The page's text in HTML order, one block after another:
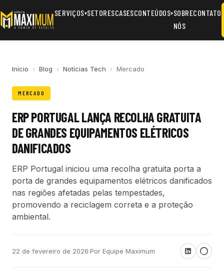
SERVIÇOS▾SETORESCASESCONTEÚDOS▾SOBRE
NÓS
CONTATO
Início › Blog › Notícias Tech › Mercado
MERCADO
ERP PORTUGAL LANÇA RECOLHA GRATUITA
DE GRANDES EQUIPAMENTOS ELÉTRICOS
DANIFICADOS
ERP Portugal iniciou uma recolha gratuita porta a
porta de grandes equipamentos elétricos danificados
nas regiões afetadas pelas tempestades,
promovendo a reciclagem correta e a proteção
ambiental.
22 de fevereiro de 2026·Por Equipe Maximum